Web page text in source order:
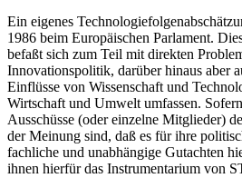
Ein eigenes
1986 beim Europäischen Parlament.
befaßt sich zum Teil mit direkten
Innovationspolitik, darüber hinaus aber
Einflüsse von Wissenschaft und
Wirtschaft und Umwelt umfassen.
Ausschüsse (oder einzelne Mitglieder)
der Meinung sind, daß es für ihre
fachliche und unabhängige Gutachten
ihnen hierfür das Instrumentarium von